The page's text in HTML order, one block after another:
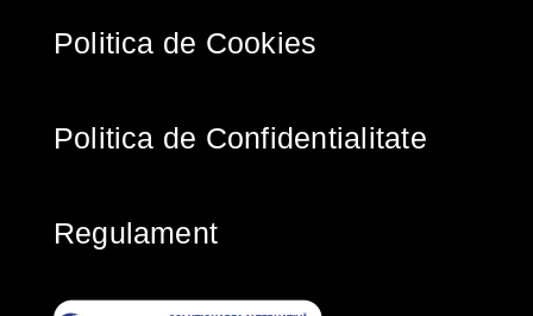
Politica de Cookies
Politica de Confidentialitate
Regulament